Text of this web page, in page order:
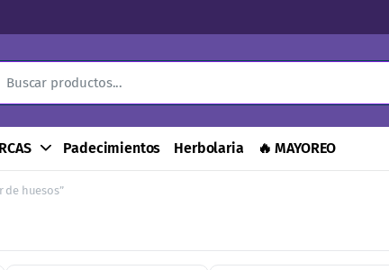
Padecimientos Herbolaria 🔥 MAYOREO
huesos”